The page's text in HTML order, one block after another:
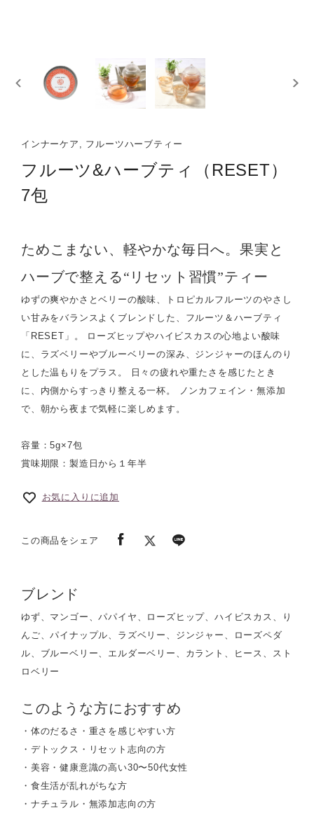
インナーケア, フルーツハーブティー
フルーツ&ハーブティ（RESET）
7包
ためこまない、軽やかな毎日へ。果実と
ハーブで整える“リセット習慣”ティー
ゆずの爽やかさとベリーの酸味、トロピカルフルーツのやさし
い甘みをバランスよくブレンドした、フルーツ＆ハーブティ
「RESET」。 ローズヒップやハイビスカスの心地よい酸味
に、ラズベリーやブルーベリーの深み、ジンジャーのほんのり
とした温もりをプラス。 日々の疲れや重たさを感じたとき
に、内側からすっきり整える一杯。 ノンカフェイン・無添加
で、朝から夜まで気軽に楽しめます。
容量：5g×7包
賞味期限：製造日から１年半
お気に入りに追加
この商品をシェア
ブレンド
ゆず、マンゴー、パパイヤ、ローズヒップ、ハイビスカス、り
んご、パイナップル、ラズベリー、ジンジャー、ローズペダ
ル、ブルーベリー、エルダーベリー、カラント、ヒース、スト
ロベリー
このような方におすすめ
・体のだるさ・重さを感じやすい方
・デトックス・リセット志向の方
・美容・健康意識の高い30〜50代女性
・食生活が乱れがちな方
・ナチュラル・無添加志向の方